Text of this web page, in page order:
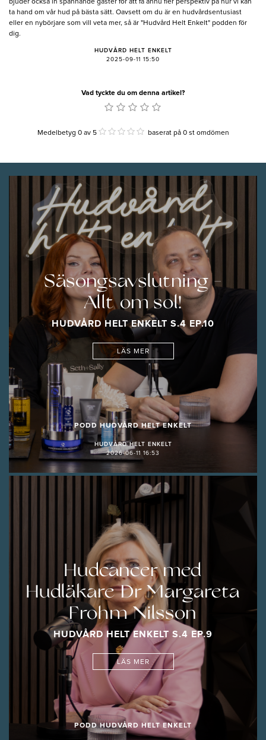
bjuder också in spännande gäster för att få ännu fler perspektiv på hur vi kan
ta hand om vår hud på bästa sätt. Oavsett om du är en hudvårdsentusiast
eller en nybörjare som vill veta mer, så är "Hudvård Helt Enkelt" podden för
dig.
HUDVÅRD HELT ENKELT
2025-09-11 15:50
Vad tyckte du om denna artikel?
Medelbetyg 0av 5 baserat på 0st omdömen
Säsongsavslutning -
Allt om sol!
HUDVÅRD HELT ENKELT S.4 EP.10
LÄS MER
PODD HUDVÅRD HELT ENKELT
HUDVÅRD HELT ENKELT
2026-06-11 16:53
Hudcancer med
Hudläkare Dr Margareta
Frohm Nilsson
HUDVÅRD HELT ENKELT S.4 EP.9
LÄS MER
PODD HUDVÅRD HELT ENKELT